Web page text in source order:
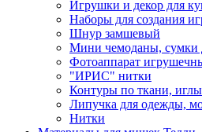
Игрушки и декор для
Наборы для создания
Шнур замшевый
Мини чемоданы, сумки
Фотоаппарат
"ИРИС" нитки
Контуры по ткани, иглы
Липучка для одежды,
Нитки